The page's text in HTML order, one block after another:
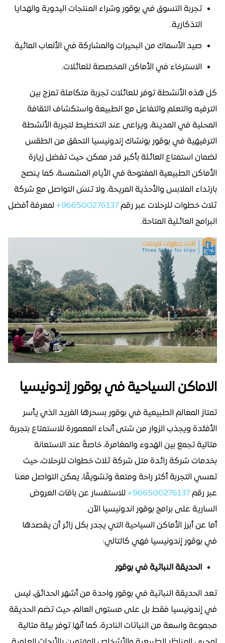
تجربة التسوق في بوقور وشراء المنتجات اليدوية والهدايا
التذكارية.
صيد الأسماك من البحيرات والمشاركة في الألعاب المائية.
الاسترخاء في الأماكن المخصصة للعائلات.
كل هذه الأنشطة توفر للعائلات تجربة متكاملة تمزج بين
الترفيه والتعلم والتفاعل مع الطبيعة واستكشاف الثقافة
المحلية في المدينة، ويراعى عند التخطيط لتجربة الأنشطة
الترفيهية في بوقور بونشاك إندونيسيا التحقق من الطقس
لضمان استمتاع العائلة بأكبر قدر ممكن، حيث تفضل زيارة
الأماكن الطبيعية المفتوحة في الأيام المشمسة، كما ينصح
بارتداء الملابس والأحذية المريحة، ولا تنسَ التواصل مع شركة
ثلاث خطوات للرحلات عبر رقم 966500276137+
لمعرفة أفضل
البرامج العائلية المتاحة.
الاماكن السياحية في بوقور إندونيسيا
تمتاز المعالم الطبيعية في بوقور بسحرها الفريد الذي يأسر
الأفئدة ويجذب الزوار من شتى أنحاء المعمورة للاستمتاع بتجربة
مثالية تجمع بين الهدوء والمغامرة، خاصةً عند الاستعانة
بخدمات شركة رائدة مثل شركة ثلاث خطوات للرحلات، حيث
تمسي التجربة أكثر راحة ومتعة وتشويقًا، يمكن التواصل معنا
عبر رقم 966500276137+
للاستفسار عن باقات العروض
السارية على برامج بوقور اندونيسيا الآن.
أما عن أبرز الأماكن السياحية التي يجدر بكل زائر أن يقصدها
في بوقور إندونيسيا فهي كالتالي:
الحديقة النباتية في بوقور
تعد الحديقة النباتية في بوقور واحدة من أشهر الحدائق، ليس
في إندونيسيا فقط بل على مستوى العالم، حيث تضم الحديقة
مجموعة واسعة من النباتات النادرة، كما أنها توفر بيئة مثالية